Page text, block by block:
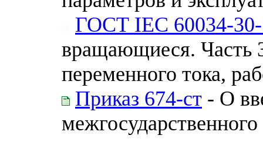
ГОСТ IEC 60034-
вращающиеся. Часть
переменного тока,
Приказ 674-ст - О
межгосударственного